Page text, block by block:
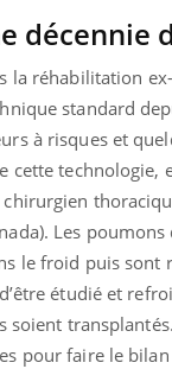
décennie
la réhabilitation
standard
à risques et
cette technologie,
Les
le froid puis sont
étudié et
soient
pour faire le